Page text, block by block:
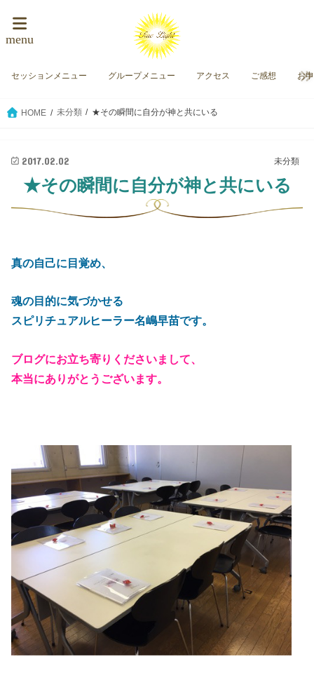
menu
セッションメニュー グループメニュー アクセス ご感想 お
HOME 未分類 ★その瞬間に自分が神と共にいる
未分類
2017.02.02
★その瞬間に自分が神と共にいる
真の自己に目覚め、
魂の目的に気づかせる
スピリチュアルヒーラー名嶋早苗です。
ブログにお立ち寄りくださいまして、
本当にありがとうございます。